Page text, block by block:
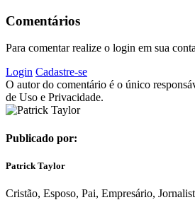
Comentários
Para comentar realize o login em sua
Login Cadastre-se
O autor do comentário é o único
de Uso e Privacidade.
Publicado por:
Patrick Taylor
Cristão, Esposo, Pai, Empresário,